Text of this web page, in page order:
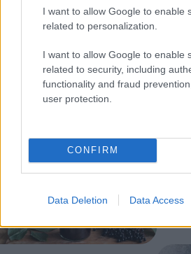
I want to allow Google to enable
related to personalization.
I want to allow Google to enable
related to security, including
functionality and fraud
user protection.
CONFIRM
Data Deletion Data Access
5 trvaliek s panašovanými
vášmu záhonu celosezónny